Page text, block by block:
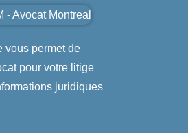
vous permet de
pour votre litige
juridiques